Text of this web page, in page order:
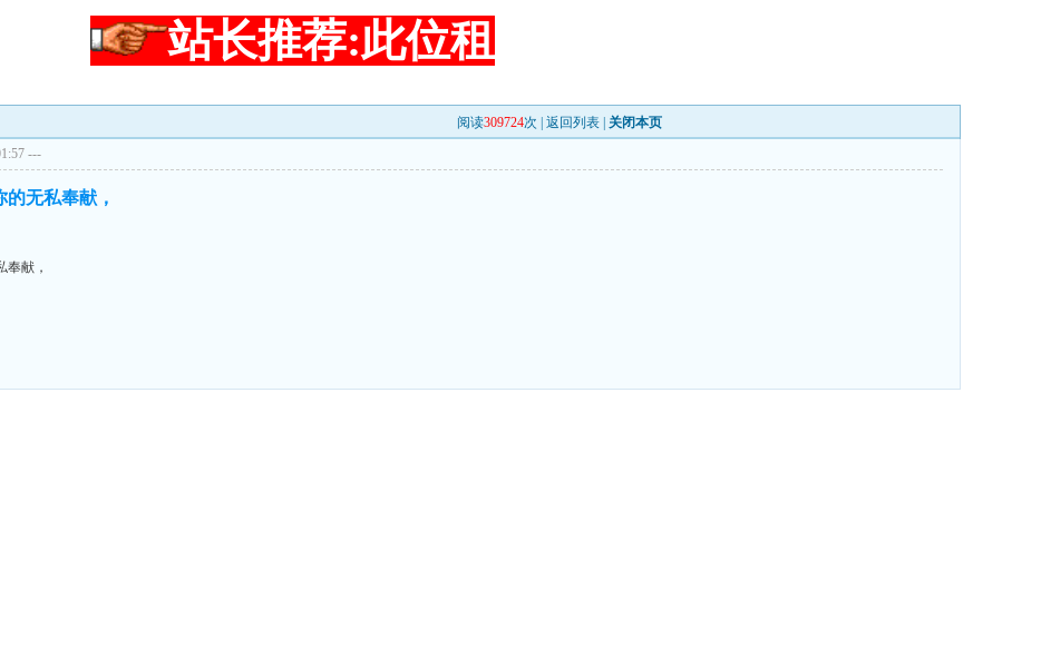
站长推荐:此位租
阅读309724次 | 返回列表 关闭本页
---
无私奉献，
奉献，